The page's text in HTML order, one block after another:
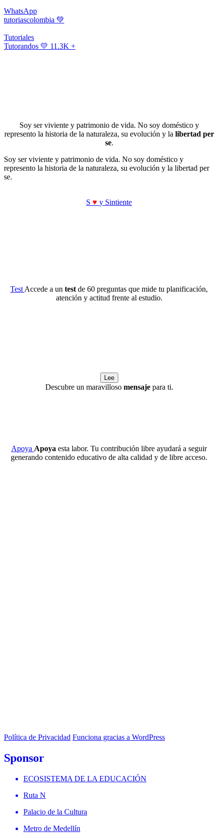
WhatsApp
tutoriascolombia 💚
Tutoriales
Tutorandos 💛 11.3K +
Soy ser viviente y patrimonio de vida. No soy doméstico y
represento la historia de la naturaleza, su evolución y la libertad per
se.
Soy ser viviente y patrimonio de vida. No soy doméstico y
represento la historia de la naturaleza, su evolución y la libertad per
se.
S ♥ y Sintiente
Test Accede a un test de 60 preguntas que mide tu planificación,
atención y actitud frente al estudio.
Lee
Descubre un maravilloso mensajepara ti.
Apoya Apoya esta labor. Tu contribución libre ayudará a seguir
generando contenido educativo de alta calidad y de libre acceso.
Política de Privacidad Funciona gracias a WordPress
Sponsor
ECOSISTEMA DE LA EDUCACIÓN
Ruta N
Palacio de la Cultura
Metro de Medellín